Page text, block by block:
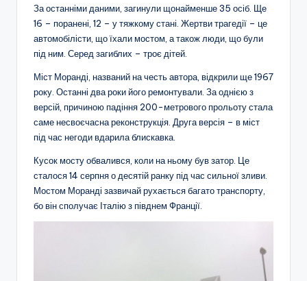
За останніми даними, загинули щонайменше 35 осіб. Ще
16 – поранені, 12 – у тяжкому стані. Жертви трагедії – це
автомобілісти, що їхали мостом, а також люди, що були
під ним. Серед загиблих – троє дітей.
Міст Моранді, названий на честь автора, відкрили ще 1967
року. Останні два роки його ремонтували. За однією з
версій, причиною падіння 200-метрового прольоту стала
саме несвоєчасна реконструкція. Друга версія – в міст
під час негоди вдарила блискавка.
Кусок мосту обвалився, коли на ньому був затор. Це
сталося 14 серпня о десятій ранку під час сильної зливи.
Мостом Моранді зазвичай рухається багато транспорту,
бо він сполучає Італію з півднем Франції.